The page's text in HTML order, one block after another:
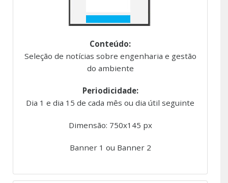
Conteúdo:
Seleção de notícias sobre engenharia e gestão
do ambiente
Periodicidade:
Dia 1 e dia 15 de cada mês ou dia útil seguinte
Dimensão: 750x145 px
Banner 1 ou Banner 2